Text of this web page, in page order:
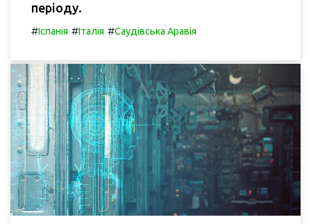
періоду.
#Іспанія #Італія #Саудівська Аравія